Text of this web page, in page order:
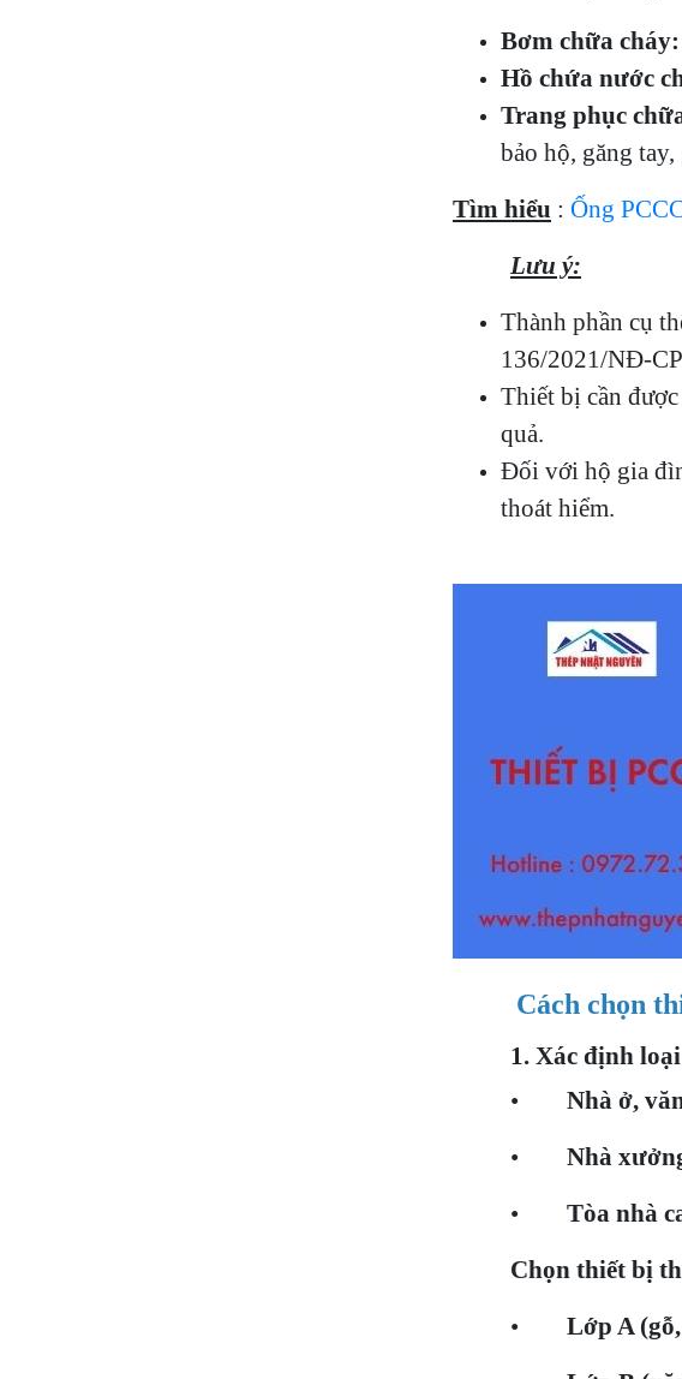
Bơm chữa cháy:
Hồ chứa nước
Trang phục
bảo hộ, găng
Tìm hiểu : Ống
Lưu ý:
Thành phần cụ
136/2021/NĐ-
Thiết bị cần
quả.
Đối với hộ gia
thoát hiểm.
Cách chọn
1. Xác định
• Nhà ở,
• Nhà
• Tòa nhà
Chọn thiết bị
• Lớp A